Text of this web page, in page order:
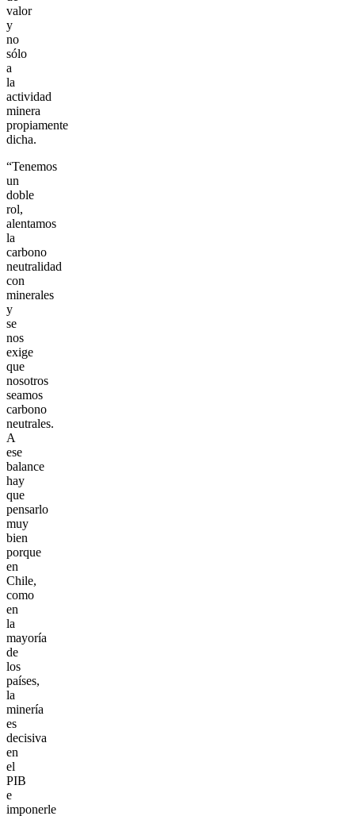
valor
y
no
sólo
a
la
actividad
minera
propiamente
dicha.
“Tenemos
un
doble
rol,
alentamos
la
carbono
neutralidad
con
minerales
y
se
nos
exige
que
nosotros
seamos
carbono
neutrales.
A
ese
balance
hay
que
pensarlo
muy
bien
porque
en
Chile,
como
en
la
mayoría
de
los
países,
la
minería
es
decisiva
en
el
PIB
e
imponerle